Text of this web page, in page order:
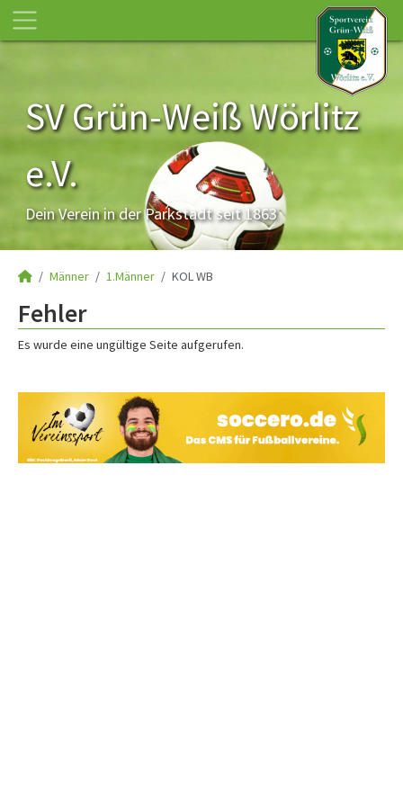
SV Grün-Weiß Wörlitz
e.V.
Dein Verein in der Parkstadt seit 1863
Männer 1.Männer KOL WB
Fehler
Es wurde eine ungültige Seite aufgerufen.